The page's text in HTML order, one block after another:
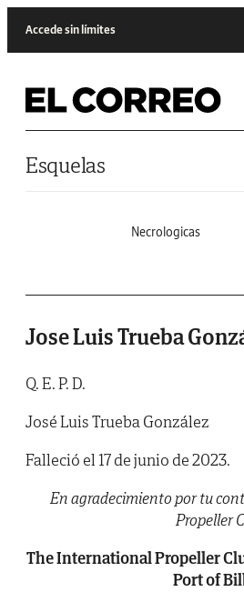
Accede sin límites
Esquelas
Necrologicas
Jose Luis Trueba
Q. E. P. D.
José Luis Trueba González
Falleció el 17 de junio de 2023.
En agradecimiento por tu
Propeller
The International Propeller
Port of